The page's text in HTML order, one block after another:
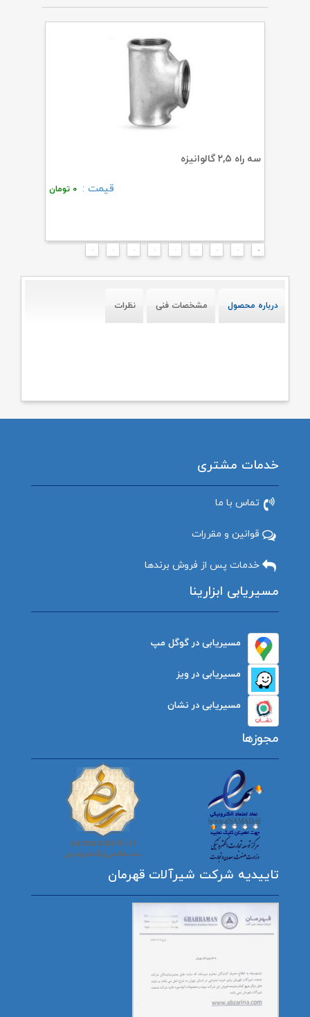
سه راه ۲,۵ گالوانیزه
قیمت : ۰ تومان
درباره محصول مشخصات فنی نظرات
خدمات مشتری
تماس با ما
قوانین و مقررات
خدمات پس از فروش برندها
مسیریابی ابزارینا
مسیریابی در گوگل مپ
مسیریابی در ویز
مسیریابی در نشان
مجوزها
تاییدیه شرکت شیرآلات قهرمان